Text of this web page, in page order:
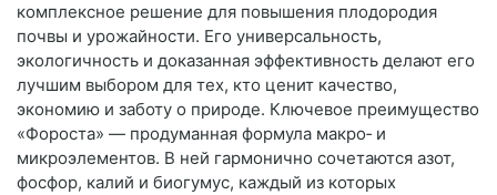
комплексное решение для повышения плодородия
почвы и урожайности. Его универсальность,
экологичность и доказанная эффективность делают его
лучшим выбором для тех, кто ценит качество,
экономию и заботу о природе. Ключевое преимущество
«Фороста» — продуманная формула макро‑ и
микроэлементов. В ней гармонично сочетаются азот,
фосфор, калий и биогумус, каждый из которых